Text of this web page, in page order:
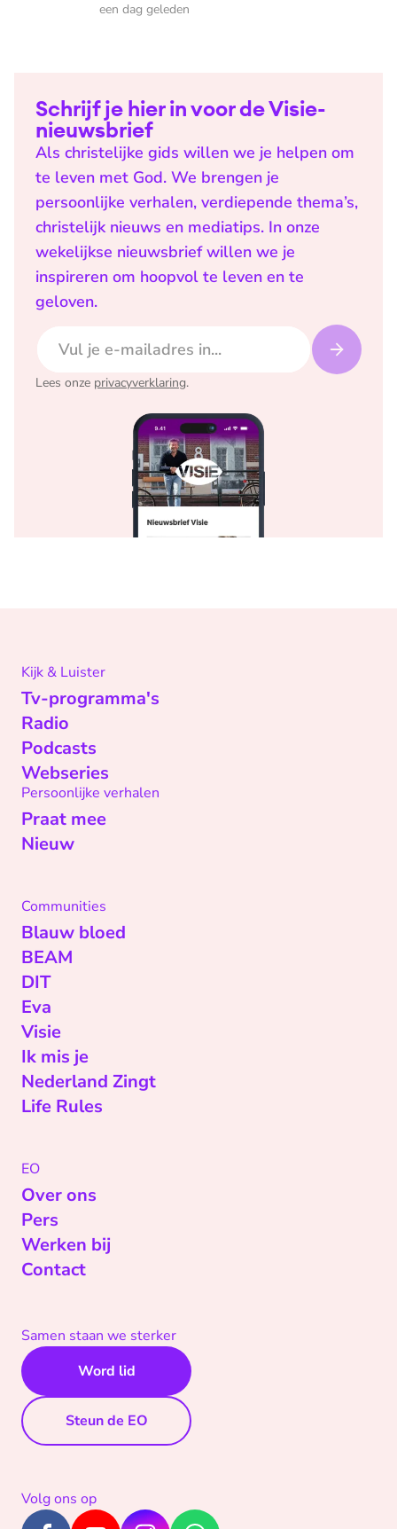
een dag geleden
Schrijf je hier in voor de Visie-
nieuwsbrief
Als christelijke gids willen we je helpen om
te leven met God. We brengen je
persoonlijke verhalen, verdiepende thema’s,
christelijk nieuws en mediatips. In onze
wekelijkse nieuwsbrief willen we je
inspireren om hoopvol te leven en te
geloven.
Lees onze privacyverklaring.
Kijk & Luister
Tv-programma's
Radio
Podcasts
Webseries
Persoonlijke verhalen
Praat mee
Nieuw
Communities
Blauw bloed
BEAM
DIT
Eva
Visie
Ik mis je
Nederland Zingt
Life Rules
EO
Over ons
Pers
Werken bij
Contact
Samen staan we sterker
Word lid
Steun de EO
Volg ons op